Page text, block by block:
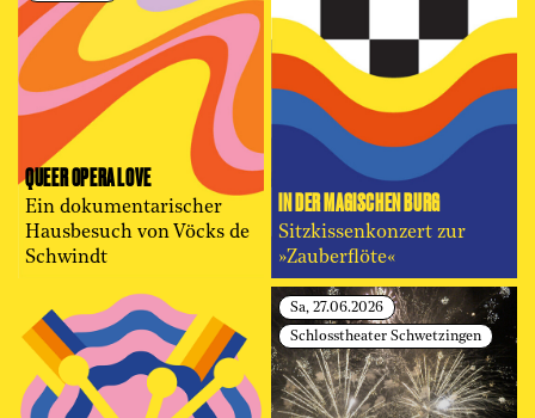
QUEER OPERA LOVE
Ein dokumentarischer
Hausbesuch von Vöcks de
Schwindt
IN DER MAGISCHEN BURG
Sitzkissenkonzert zur
»Zauberflöte«
Sa, 27.06.2026
Schlosstheater Schwetzingen